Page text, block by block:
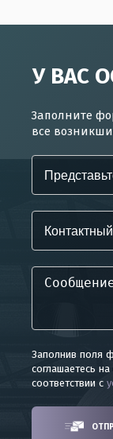
У ВАС
Заполните
все
Заполнив поля
соглашаетесь
соответствии с